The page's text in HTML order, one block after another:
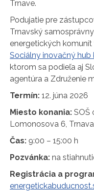
Trnave.
Podujatie pre
Trnavský
energetických
Sociálny inovačný hub
ktorom sa podieľa aj
agentúra a Združenie
Termín: 12. júna 2026
Miesto konania: SOŠ
Lomonosova 6, Trnava
Čas: 9:00 – 15:00 h
Pozvánka: na
Registrácia a